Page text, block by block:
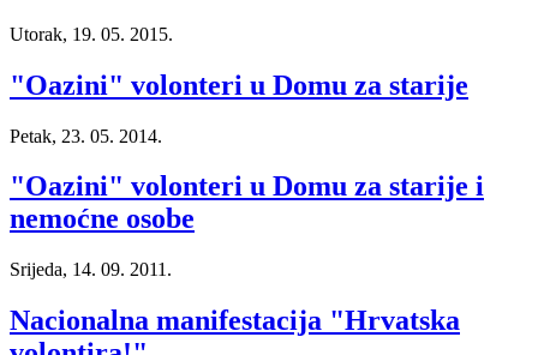
Utorak, 19. 05. 2015.
"Oazini" volonteri u Domu za starije
Petak, 23. 05. 2014.
"Oazini" volonteri u Domu za starije i
nemoćne osobe
Srijeda, 14. 09. 2011.
Nacionalna manifestacija "Hrvatska